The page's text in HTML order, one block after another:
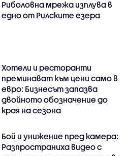
Риболовна мрежа изплува в
едно от Рилските езера
Хотели и ресторанти
преминават към цени само в
евро: Бизнесът запазва
двойното обозначение до
края на сезона
Бой и унижение пред камера:
Разпространиха видео с